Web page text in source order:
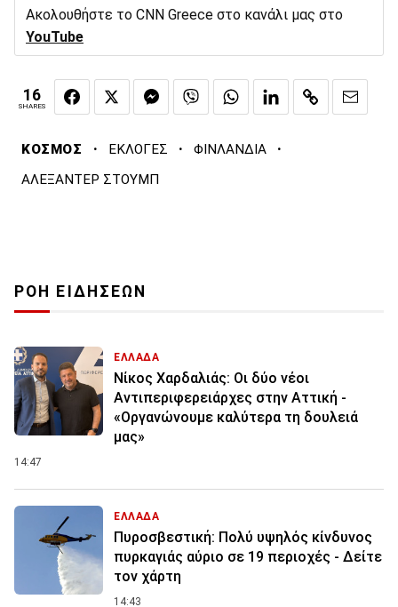
Ακολουθήστε το CNN Greece στο κανάλι μας στο
YouTube
16
SHARES
ΚΟΣΜΟΣ · ΕΚΛΟΓΕΣ · ΦΙΝΛΑΝΔΙΑ ·
ΑΛΕΞΑΝΤΕΡ ΣΤΟΥΜΠ
ΡΟΗ ΕΙΔΗΣΕΩΝ
ΕΛΛΑΔΑ
Νίκος Χαρδαλιάς: Οι δύο νέοι
Αντιπεριφερειάρχες στην Αττική -
«Οργανώνουμε καλύτερα τη δουλειά
μας»
14:47
ΕΛΛΑΔΑ
Πυροσβεστική: Πολύ υψηλός κίνδυνος
πυρκαγιάς αύριο σε 19 περιοχές - Δείτε
τον χάρτη
14:43